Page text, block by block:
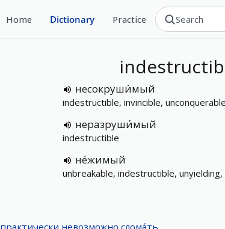
Home Dictionary Practice
несокруши́мый
indestructible, invincible, unconquerable
неразруши́мый
indestructible
не́жимый
unbreakable, indestructible,
практически невозможно слома́ть.